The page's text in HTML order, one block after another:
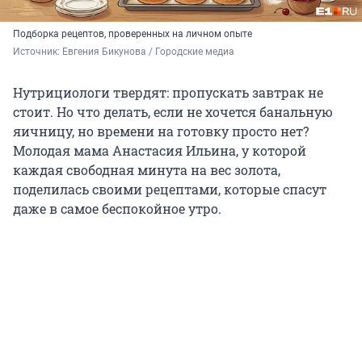
Подборка рецептов, проверенных на личном опыте
Источник: Евгения Бикунова / Городские медиа
Нутрициологи твердят: пропускать завтрак не
стоит. Но что делать, если не хочется банальную
яичницу, но времени на готовку просто нет?
Молодая мама Анастасия Ильина, у которой
каждая свободная минута на вес золота,
поделилась своими рецептами, которые спасут
даже в самое беспокойное утро.